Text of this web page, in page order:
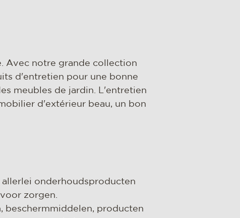
Avec notre grande collection
d'entretien pour une bonne
meubles de jardin. L'entretien
d'extérieur beau, un bon
allerlei onderhoudsproducten
zorgen.
beschermmiddelen, producten